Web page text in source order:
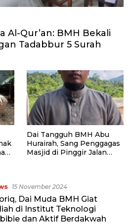
Al-Qur’an: BMH Bekali
Tadabbur 5 Surah
Dai Tangguh BMH Abu
Hurairah, Sang Penggagas
Masjid di Pinggir Jalan
15 November 2024
Dai Muda BMH Giat
di Institut Teknologi
dan Aktif Berdakwah